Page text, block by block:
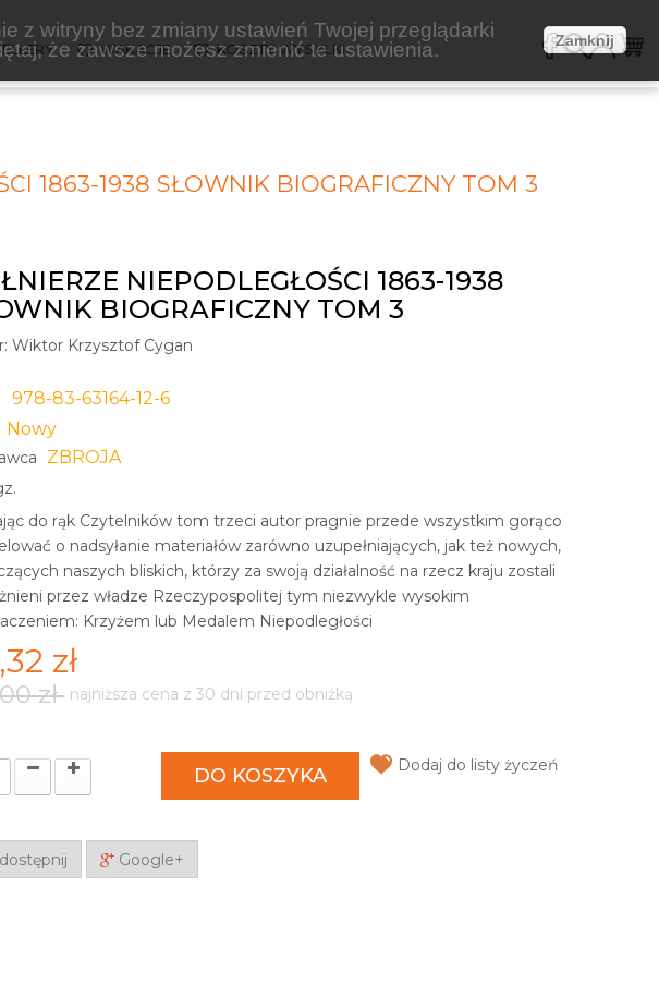
z witryny bez zmiany ustawień Twojej przeglądarki
że zawsze możesz zmienić te ustawienia.
Zamknij
WAKACJE KOSZTY WYSYŁKI
1863-1938 SŁOWNIK BIOGRAFICZNY TOM 3
NIEPODLEGŁOŚCI 1863-1938
BIOGRAFICZNY TOM 3
Wiktor Krzysztof Cygan
978-83-63164-12-6
Nowy
ZBROJA
do rąk Czytelników tom trzeci autor pragnie przede wszystkim gorąco
o nadsyłanie materiałów zarówno uzupełniających, jak też nowych,
naszych bliskich, którzy za swoją działalność na rzecz kraju zostali
przez władze Rzeczypospolitej tym niezwykle wysokim
Krzyżem lub Medalem Niepodległości
zł
zł najniższa cena z 30 dni przed obniżką
DO KOSZYKA Dodaj do listy życzeń
Google+